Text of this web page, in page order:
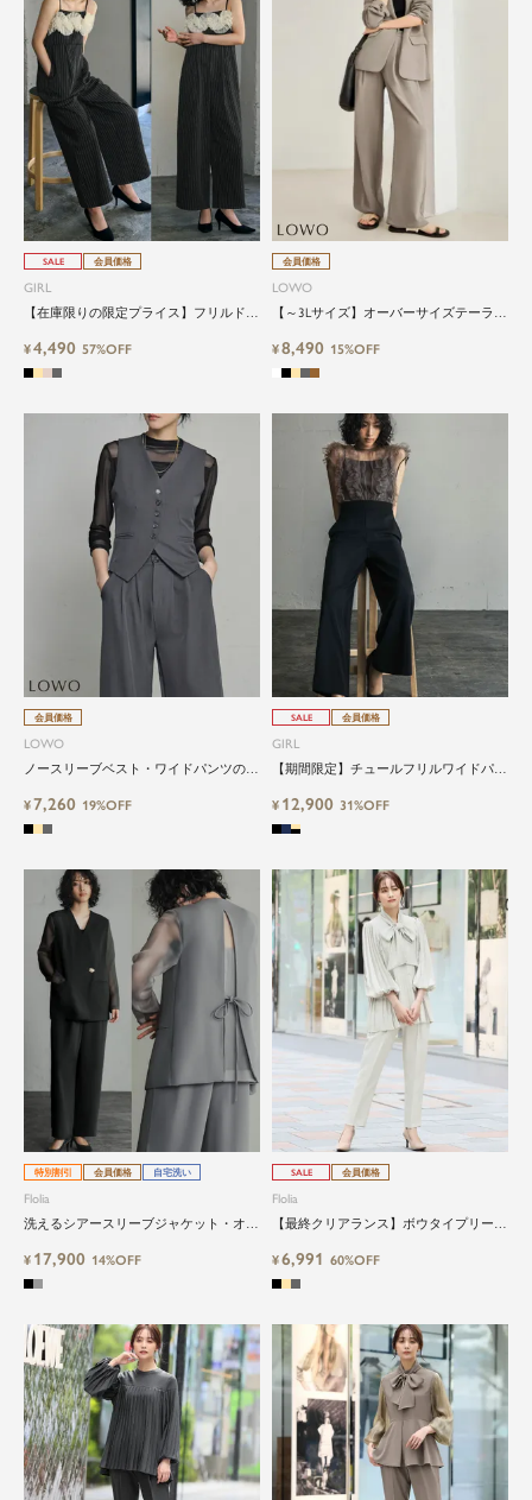
SALE 会員価格
GIRL
【在庫限りの限定プライス】フリルドッ
¥4,490 57%OFF
会員価格
LOWO
【～3Lサイズ】オーバーサイズテーラー
ト
¥8,490 15%OFF
会員価格
LOWO
ノースリーブベスト・ワイドパンツの2
¥7,260 19%OFF
SALE 会員価格
GIRL
【期間限定】チュールフリルワイドパン
ケージョンお呼ばれパンツパーティード
レス
¥ 12,900 31%OFF
特別割引 会員価格 自宅洗い
Flolia
洗えるシアースリーブジャケット・オー
ォーマルセレモニースーツ
¥ 17,900 14%OFF
SALE 会員価格
Flolia
【最終クリアランス】ボウタイプリーツ
プ｜卒園式・入学式・ビジネス対応
¥6,991 60%OFF